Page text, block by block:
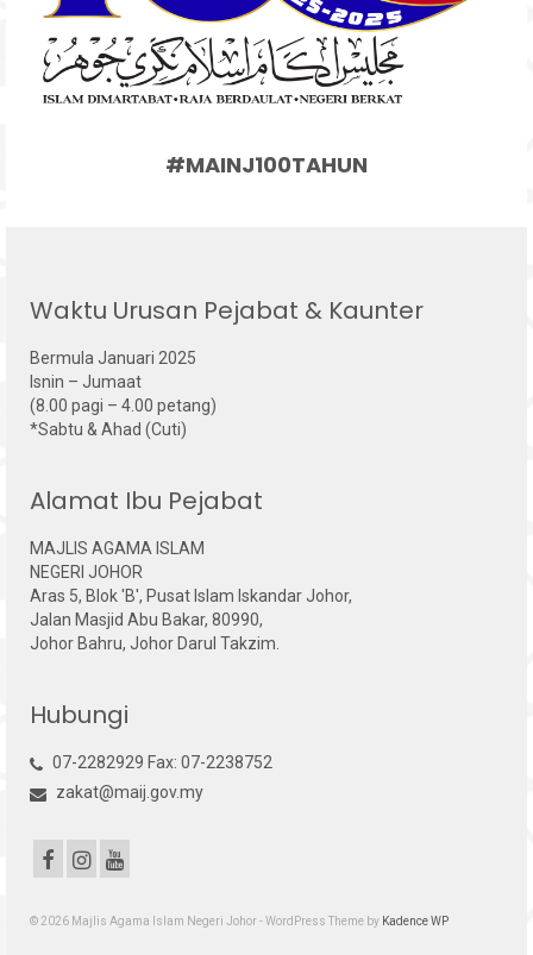
#MAINJ100TAHUN
Waktu Urusan Pejabat & Kaunter
Bermula Januari 2025
Isnin – Jumaat
(8.00 pagi – 4.00 petang)
*Sabtu & Ahad (Cuti)
Alamat Ibu Pejabat
MAJLIS AGAMA ISLAM
NEGERI JOHOR
Aras 5, Blok 'B', Pusat Islam Iskandar Johor,
Jalan Masjid Abu Bakar, 80990,
Johor Bahru, Johor Darul Takzim.
Hubungi
07-2282929 Fax: 07-2238752
zakat@maij.gov.my
© 2026 Majlis Agama Islam Negeri Johor - WordPress Theme by Kadence WP